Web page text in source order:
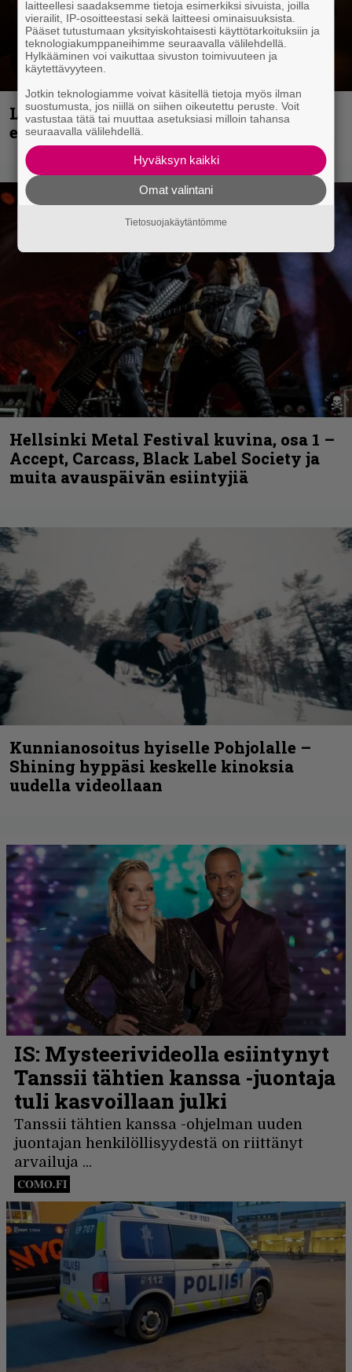
Loppuvuoden Hellsinki Metal Cruisen
esiintyjät julki
Hellsinki Metal Festival kuvina, osa 1 –
Accept, Carcass, Black Label Society ja
muita avauspäivän esiintyjiä
Kunnianosoitus hyiselle Pohjolalle –
Shining hyppäsi keskelle kinoksia
uudella videollaan
laitteellesi saadaksemme tietoja esimerkiksi sivuista, joilla
vierailit, IP-osoitteestasi sekä laitteesi ominaisuuksista.
Pääset tutustumaan yksityiskohtaisesti käyttötarkoituksiin ja
teknologiakumppaneihimme seuraavalla välilehdellä.
Hylkääminen voi vaikuttaa sivuston toimivuuteen ja
käytettävyyteen.
Jotkin teknologiamme voivat käsitellä tietoja myös ilman
suostumusta, jos niillä on siihen oikeutettu peruste. Voit
vastustaa tätä tai muuttaa asetuksiasi milloin tahansa
seuraavalla välilehdellä.
Hyväksyn kaikki
Omat valintani
Tietosuojakäytäntömme